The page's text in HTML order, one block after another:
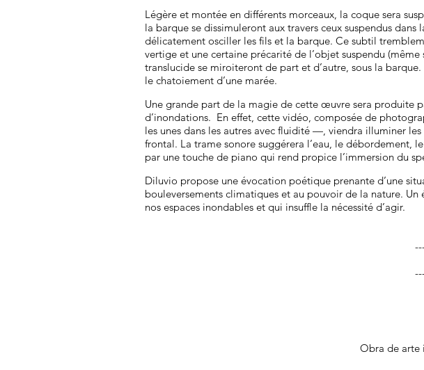
Légère et montée en différents morceaux, la coque sera
la barque se dissimuleront aux travers ceux suspendus
délicatement osciller les fils et la barque. Ce subtil
vertige et une certaine précarité de l’objet suspendu
translucide se miroiteront de part et d’autre, sous la
le chatoiement d’une marée.
Une grande part de la magie de cette œuvre sera produite
d’inondations. En effet, cette vidéo, composée de
les unes dans les autres avec fluidité —, viendra illuminer
frontal. La trame sonore suggérera l’eau, le débordement,
par une touche de piano qui rend propice l’immersion du
Diluvio propose une évocation poétique prenante d’une
bouleversements climatiques et au pouvoir de la nature.
nos espaces inondables et qui insuffle la nécessité d’agir.
Obra de arte